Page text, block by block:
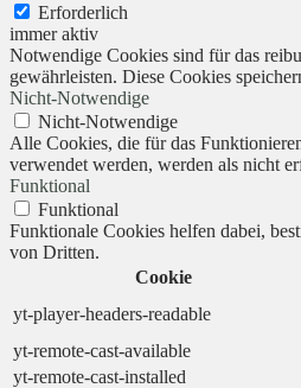
Erforderlich
immer aktiv
Notwendige Cookies sind für das
gewährleisten. Diese Cookies
Nicht-Notwendige
Nicht-Notwendige
Alle Cookies, die für das
verwendet werden, werden als nicht
Funktional
Funktional
Funktionale Cookies helfen dabei,
von Dritten.
Cookie
yt-player-headers-readable
yt-remote-cast-available
yt-remote-cast-installed